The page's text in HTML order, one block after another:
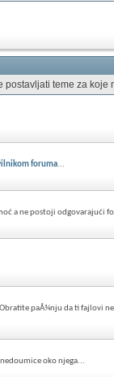
teme za
foruma...
a ne postoji odgovarajući
Obratite paÅ¾nju da ti fajlovi
oko njega...